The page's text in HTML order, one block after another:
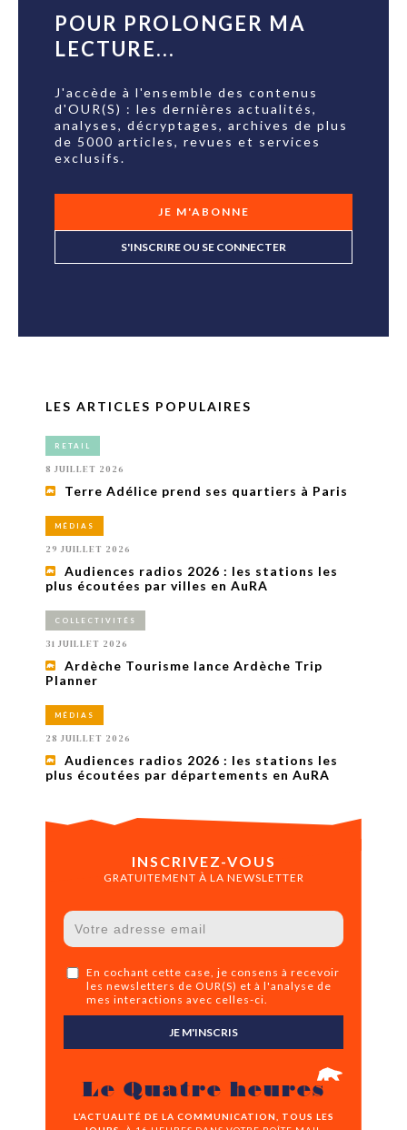
POUR PROLONGER MA
LECTURE...
J'accède à l'ensemble des contenus
d'OUR(S) : les dernières actualités,
analyses, décryptages, archives de plus
de 5000 articles, revues et services
exclusifs.
JE M'ABONNE
S'INSCRIRE OU SE CONNECTER
LES ARTICLES POPULAIRES
RETAIL
8 JUILLET 2026
Terre Adélice prend ses quartiers à Paris
MÉDIAS
29 JUILLET 2026
Audiences radios 2026 : les stations les
plus écoutées par villes en AuRA
COLLECTIVITÉS
31 JUILLET 2026
Ardèche Tourisme lance Ardèche Trip
Planner
MÉDIAS
28 JUILLET 2026
Audiences radios 2026 : les stations les
plus écoutées par départements en AuRA
INSCRIVEZ-VOUS
GRATUITEMENT À LA NEWSLETTER
En cochant cette case, je consens à recevoir
les newsletters de OUR(S) et à l'analyse de
mes interactions avec celles-ci.
JE M'INSCRIS
Le Quatre heures
L’ACTUALITÉ DE LA COMMUNICATION, TOUS LES